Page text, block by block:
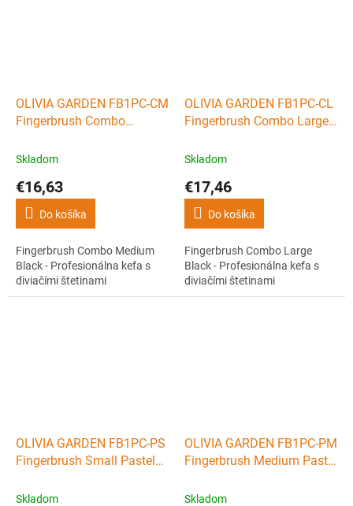
OLIVIA GARDEN FB1PC-CM
Fingerbrush Combo
Profesionálna kefa s
Skladom
€16,63
Do košíka
Fingerbrush Combo Medium
Black - Profesionálna kefa s
diviačími štetinami
OLIVIA GARDEN FB1PC-CL
Fingerbrush Combo Large
s diviačími štetinami
Skladom
€17,46
Do košíka
Fingerbrush Combo Large
Black - Profesionálna kefa s
diviačími štetinami
OLIVIA GARDEN FB1PC-PS
Fingerbrush Small Pastel
diviačími štetinami
Skladom
OLIVIA GARDEN FB1PC-PM
Fingerbrush Medium Pastel
diviačími štetinami
Skladom